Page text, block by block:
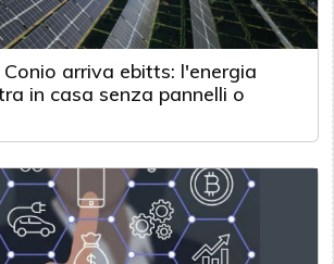
Conio arriva ebitts: l'energia
in casa senza pannelli o